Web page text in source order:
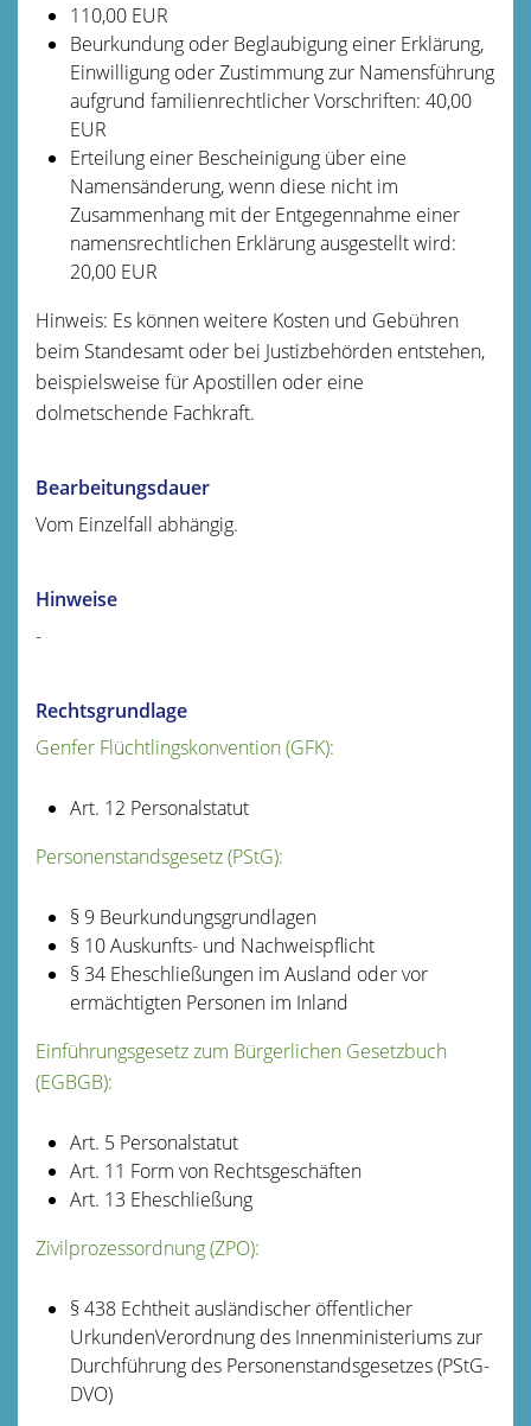
110,00 EUR
Beurkundung oder Beglaubigung einer Erklärung,
Einwilligung oder Zustimmung zur Namensführung
aufgrund familienrechtlicher Vorschriften: 40,00
EUR
Erteilung einer Bescheinigung über eine
Namensänderung, wenn diese nicht im
Zusammenhang mit der Entgegennahme einer
namensrechtlichen Erklärung ausgestellt wird:
20,00 EUR
Hinweis: Es können weitere Kosten und Gebühren
beim Standesamt oder bei Justizbehörden entstehen,
beispielsweise für Apostillen oder eine
dolmetschende Fachkraft.
Bearbeitungsdauer
Vom Einzelfall abhängig.
Hinweise
-
Rechtsgrundlage
Genfer Flüchtlingskonvention (GFK):
Art. 12 Personalstatut
Personenstandsgesetz (PStG):
§ 9 Beurkundungsgrundlagen
§ 10 Auskunfts- und Nachweispflicht
§ 34 Eheschließungen im Ausland oder vor
ermächtigten Personen im Inland
Einführungsgesetz zum Bürgerlichen Gesetzbuch
(EGBGB):
Art. 5 Personalstatut
Art. 11 Form von Rechtsgeschäften
Art. 13 Eheschließung
Zivilprozessordnung (ZPO):
§ 438 Echtheit ausländischer öffentlicher
UrkundenVerordnung des Innenministeriums zur
Durchführung des Personenstandsgesetzes (PStG-
DVO)